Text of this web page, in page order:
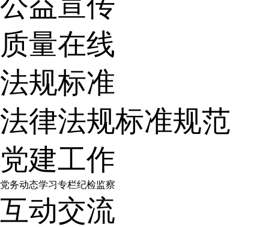
质量在线
法规标准
法律法规标准规范
党建工作
党务动态学习专栏纪检监察
互动交流